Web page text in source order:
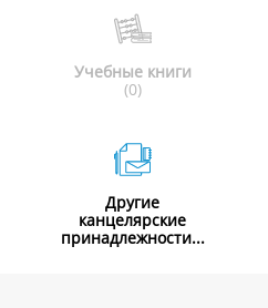
Учебные книги
(0)
Другие
канцелярские
принадлежности...